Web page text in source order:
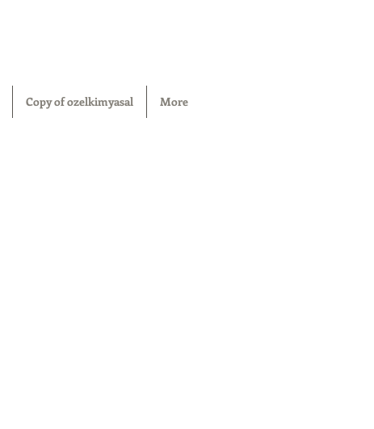
Copy of ozelkimyasal More